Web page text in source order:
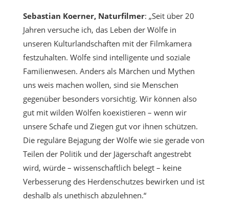
Sebastian Koerner, Naturfilmer: „Seit über 20
Jahren versuche ich, das Leben der Wölfe in
unseren Kulturlandschaften mit der Filmkamera
festzuhalten. Wölfe sind intelligente und soziale
Familienwesen. Anders als Märchen und Mythen
uns weis machen wollen, sind sie Menschen
gegenüber besonders vorsichtig. Wir können also
gut mit wilden Wölfen koexistieren – wenn wir
unsere Schafe und Ziegen gut vor ihnen schützen.
Die reguläre Bejagung der Wölfe wie sie gerade von
Teilen der Politik und der Jägerschaft angestrebt
wird, würde – wissenschaftlich belegt – keine
Verbesserung des Herdenschutzes bewirken und ist
deshalb als unethisch abzulehnen.“